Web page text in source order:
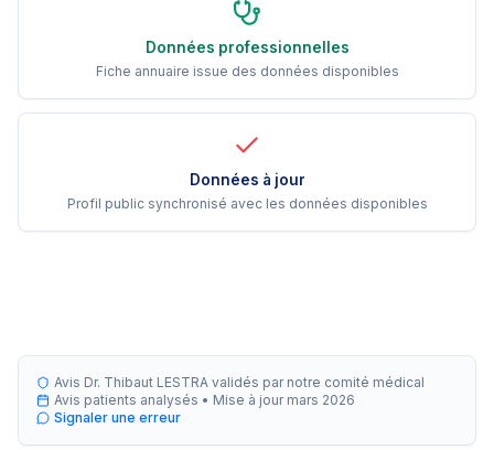
Données professionnelles
Fiche annuaire issue des données disponibles
Données à jour
Profil public synchronisé avec les données disponibles
Avis Dr. Thibaut LESTRA validés par notre comité médical
Avis patients analysés • Mise à jour mars 2026
Signaler une erreur